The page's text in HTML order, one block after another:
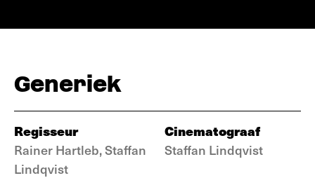
Generiek
Regisseur
Rainer Hartleb, Staffan
Lindqvist
Cinematograaf
Staffan Lindqvist